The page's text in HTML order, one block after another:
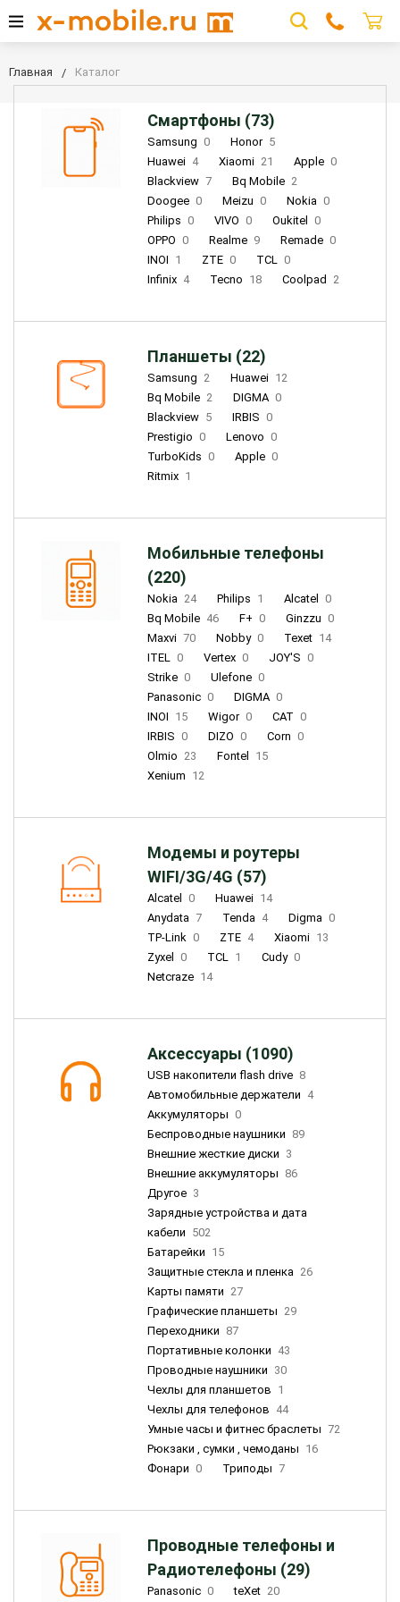
Главная Каталог
Смартфоны (73)
Samsung 0 Honor 5
Huawei 4 Xiaomi 21 Apple 0
Blackview 7 Bq Mobile 2
Doogee 0 Meizu 0 Nokia 0
Philips 0 VIVO 0 Oukitel
0
OPPO 0 Realme 9 Remade 0
INOI 1 ZTE 0 TCL 0
Infinix 4 Tecno 18 Coolpad 2
Планшеты (22)
Samsung 2 Huawei 12
Bq Mobile 2 DIGMA 0
Blackview 5 IRBIS 0
Prestigio 0 Lenovo 0
TurboKids 0 Apple 0
Ritmix 1
Мобильные телефоны
(220)
Nokia 24 Philips 1 Alcatel
0
Bq Mobile 46 F+ 0 Ginzzu 0
Maxvi 70 Nobby 0 Texet 14
ITEL 0 Vertex 0 JOY'S 0
Strike 0 Ulefone 0
Panasonic 0 DIGMA 0
INOI 15 Wigor 0 CAT 0
IRBIS 0 DIZO 0 Corn 0
Olmio 23 Fontel
15
Xenium 12
Модемы и роутеры
WIFI/3G/4G (57)
Alcatel 0 Huawei 14
Anydata 7 Tenda 4 Digma 0
TP-Link 0 ZTE 4 Xiaomi 13
Zyxel
0 TCL 1 Cudy 0
Netcraze 14
Аксессуары (1090)
USB накопители flash drive 8
Автомобильные держатели 4
Аккумуляторы 0
Беспроводные наушники 89
Внешние жесткие диски 3
Внешние аккумуляторы 86
Другое 3
Зарядные устройства и дата
кабели 502
Батарейки 15
Защитные стекла и пленка 26
Карты памяти 27
Графические планшеты 29
Переходники 87
Портативные колонки 43
Проводные наушники 30
Чехлы для планшетов 1
Чехлы для телефонов 44
Умные часы и фитнес браслеты 72
Рюкзаки , сумки , чемоданы 16
Фонари 0 Триподы 7
Проводные телефоны и
Радиотелефоны (29)
Panasonic 0 teXet 20